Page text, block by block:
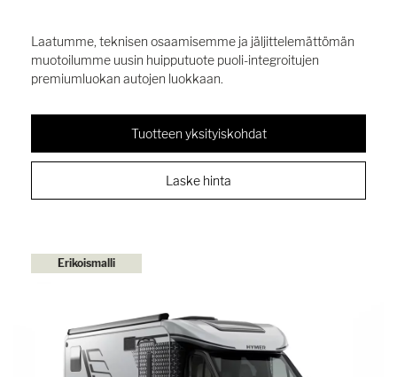
Laatumme, teknisen osaamisemme ja jäljittelemättömän
muotoilumme uusin huipputuote puoli-integroitujen
premiumluokan autojen luokkaan.
Tuotteen yksityiskohdat
Laske hinta
Erikoismalli